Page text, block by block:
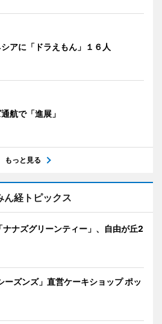
シアに「ドラえもん」１６人
航で「進展」
もっと見る
ん経トピックス
ナズグリーンティー」、自由が丘2
ズンズ」直営ケーキショップ ポッ